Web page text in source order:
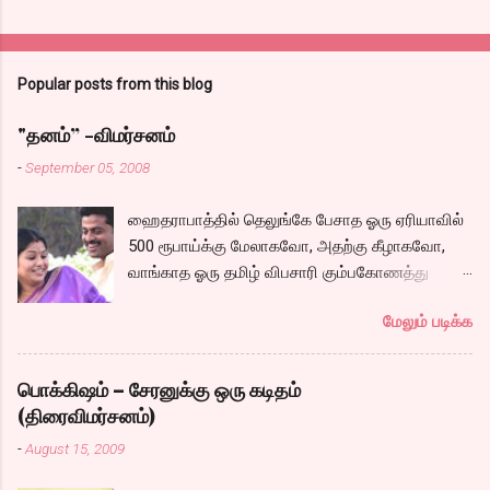
Popular posts from this blog
"தனம்” -விமர்சனம்
-September 05, 2008
ஹைதராபாத்தில் தெலுங்கே பேசாத ஓரு ஏரியாவில்
500 ரூபாய்க்கு மேலாகவோ, அதற்கு கீழாகவோ,
வாங்காத ஓரு தமிழ் விபசாரி கும்பகோணத்து
வாழ்கைபடுகிறாள். அவளுடய வாழ்கை எப்படி
அமைந்தது? என்ற ஓரு நல்ல லைனை , சங்கீதா
தன்னுடய இடுப்பை சுழற்றி, சுழற்றி நடப்பதை போல்
சும்மா, சுத்தி, சுத்தி குழப்பி, நம்பமுடியாத
திரைக்கதையால் சொதப்பி,சங்கீதாவை ஏதோ
மேலும் படிக்க
பொக்கிஷம் – சேரனுக்கு ஒரு கடிதம்
(திரைவிமர்சனம்)
-August 15, 2009